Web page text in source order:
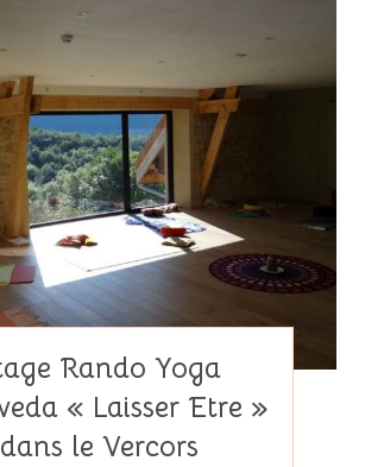
Rando Yoga
« Laisser Etre »
dans le Vercors